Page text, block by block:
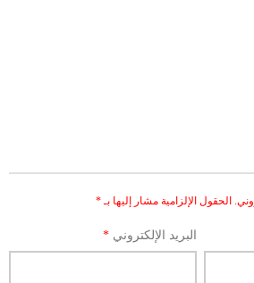
الحقول الإلزامية مشار إليها بـ*
البريد الإلكتروني*